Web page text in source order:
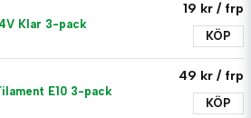
Klar 3-pack
19 kr / frp
KÖP
E10 3-pack
49 kr / frp
KÖP